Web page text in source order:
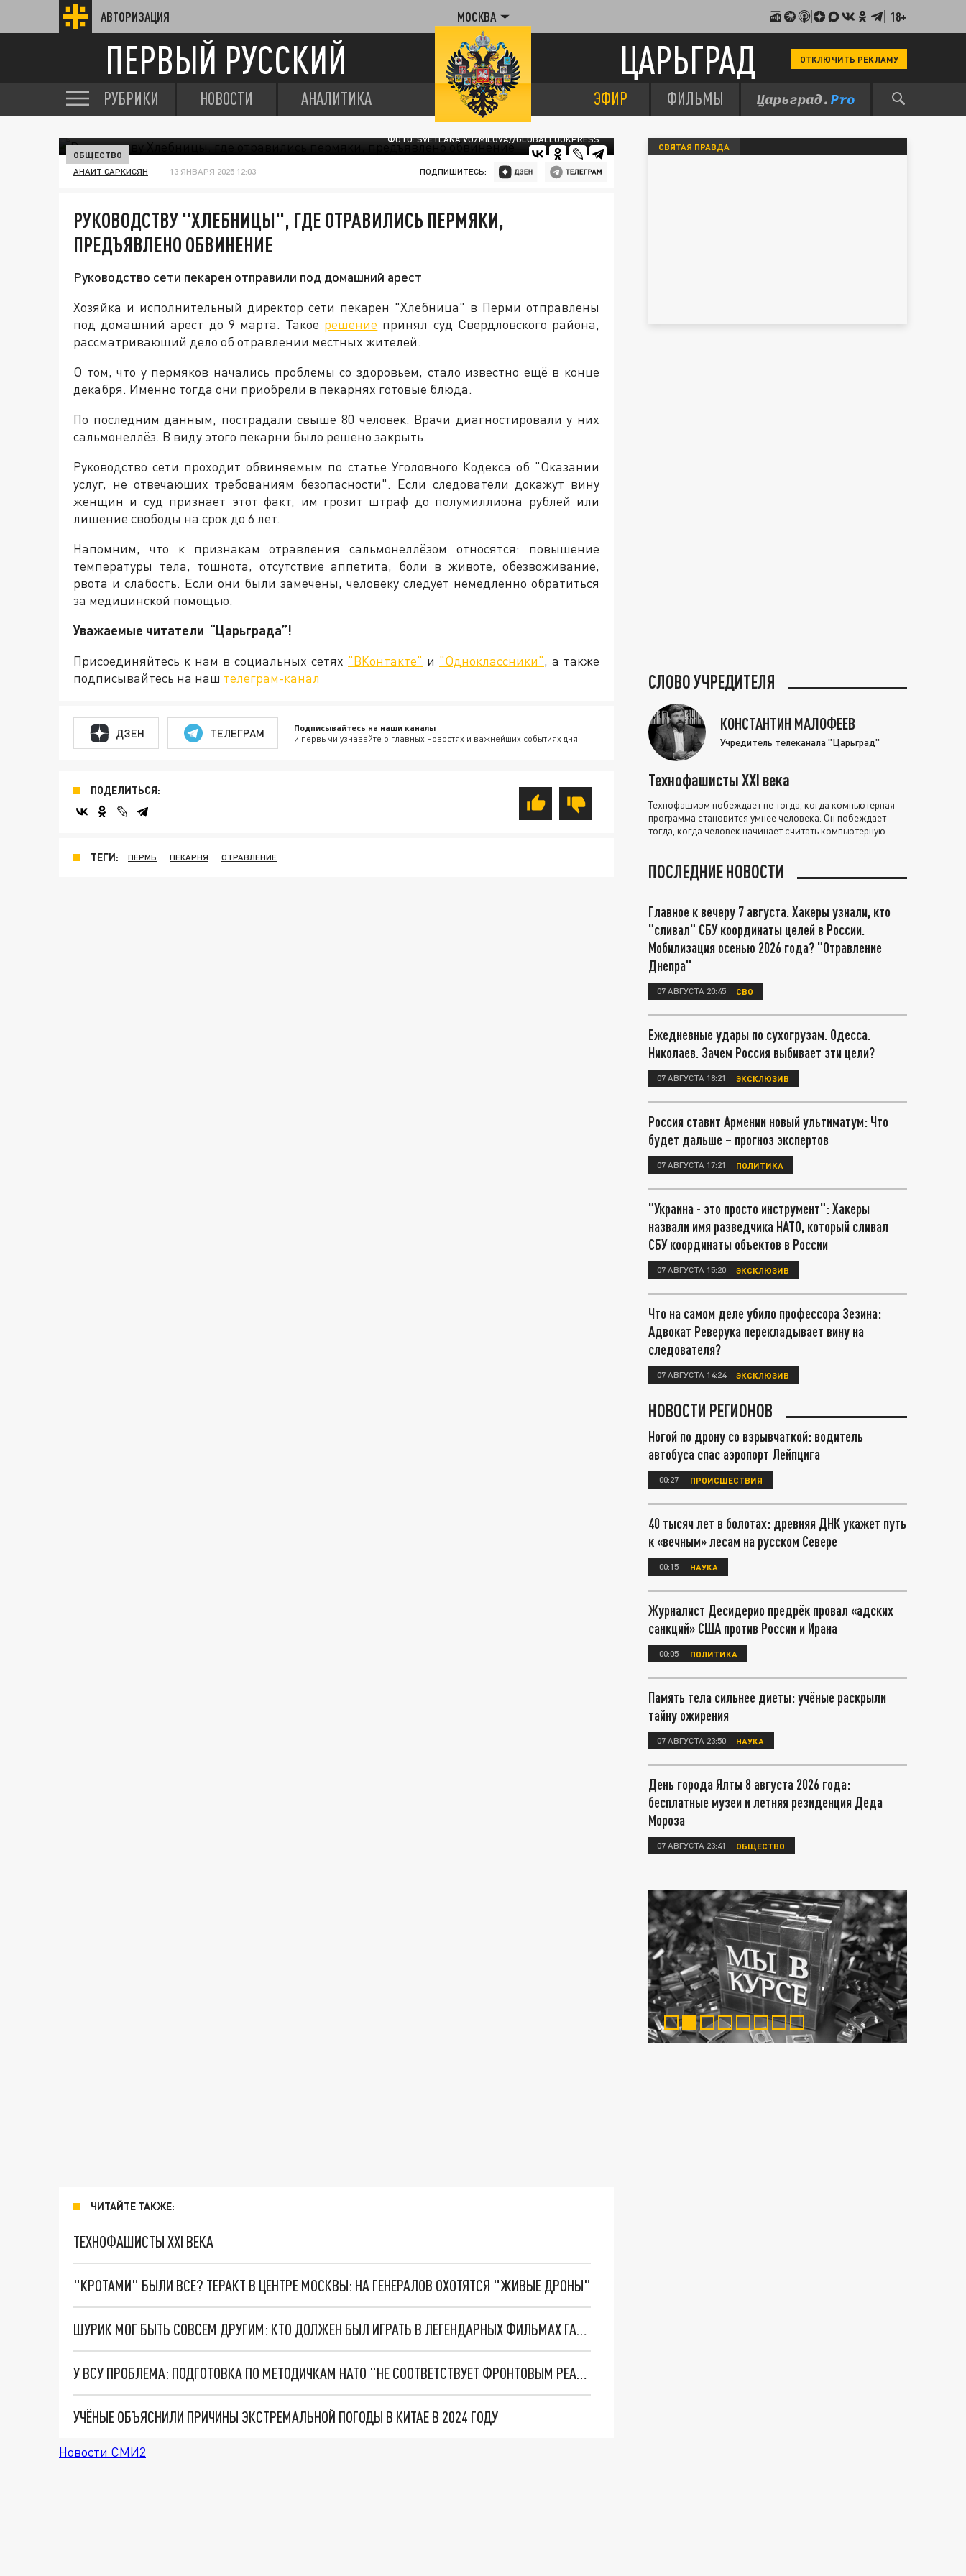
АВТОРИЗАЦИЯ МОСКВА 18+
ПЕРВЫЙ РУССКИЙ ЦАРЬГРАД ОТКЛЮЧИТЬ РЕКЛАМУ
РУБРИКИ НОВОСТИ АНАЛИТИКА ЭФИР ФИЛЬМЫ
ФОТО: SVETLANA VOZMILOVA//GLOBALLOOKPRESS
ОБЩЕСТВО
АНАИТ САРКИСЯН 13 ЯНВАРЯ 2025 12:03 ПОДПИШИТЕСЬ:
РУКОВОДСТВУ "ХЛЕБНИЦЫ", ГДЕ ОТРАВИЛИСЬ ПЕРМЯКИ,
ПРЕДЪЯВЛЕНО ОБВИНЕНИЕ
Руководство сети пекарен отправили под домашний арест
Хозяйка и исполнительный директор сети пекарен "Хлебница" в Перми отправлены
под домашний арест до 9 марта. Такое решение принял суд Свердловского района,
рассматривающий дело об отравлении местных жителей.
О том, что у пермяков начались проблемы со здоровьем, стало известно ещё в конце
декабря. Именно тогда они приобрели в пекарнях готовые блюда.
По последним данным, пострадали свыше 80 человек. Врачи диагностировали у них
сальмонеллёз. В виду этого пекарни было решено закрыть.
Руководство сети проходит обвиняемым по статье Уголовного Кодекса об "Оказании
услуг, не отвечающих требованиям безопасности". Если следователи докажут вину
женщин и суд признает этот факт, им грозит штраф до полумиллиона рублей или
лишение свободы на срок до 6 лет.
Напомним, что к признакам отравления сальмонеллёзом относятся: повышение
температуры тела, тошнота, отсутствие аппетита, боли в животе, обезвоживание,
рвота и слабость. Если они были замечены, человеку следует немедленно обратиться
за медицинской помощью.
Уважаемые читатели “Царьграда”!
Присоединяйтесь к нам в социальных сетях "ВКонтакте" и "Одноклассники", а также
подписывайтесь на наш телеграм-канал
ДЗЕН ТЕЛЕГРАМ Подписывайтесь на наши каналы
и первыми узнавайте о главных новостях и важнейших событиях дня.
ПОДЕЛИТЬСЯ:
ТЕГИ: ПЕРМЬ ПЕКАРНЯ ОТРАВЛЕНИЕ
ЧИТАЙТЕ ТАКЖЕ:
ТЕХНОФАШИСТЫ XXI ВЕКА
"КРОТАМИ" БЫЛИ ВСЕ? ТЕРАКТ В ЦЕНТРЕ МОСКВЫ: НА ГЕНЕРАЛОВ ОХОТЯТСЯ "ЖИВЫЕ ДРОНЫ"
ШУРИК МОГ БЫТЬ СОВСЕМ ДРУГИМ: КТО ДОЛЖЕН БЫЛ ИГРАТЬ В ЛЕГЕНДАРНЫХ ФИЛЬМАХ ГАЙДАЯ
У ВСУ ПРОБЛЕМА: ПОДГОТОВКА ПО МЕТОДИЧКАМ НАТО "НЕ СООТВЕТСТВУЕТ ФРОНТОВЫМ РЕАЛИЯМ"
УЧЁНЫЕ ОБЪЯСНИЛИ ПРИЧИНЫ ЭКСТРЕМАЛЬНОЙ ПОГОДЫ В КИТАЕ В 2024 ГОДУ
Новости СМИ2
СВЯТАЯ ПРАВДА
СЛОВО УЧРЕДИТЕЛЯ
КОНСТАНТИН МАЛОФЕЕВ
Учредитель телеканала "Царьград"
Технофашисты XXI века
Технофашизм побеждает не тогда, когда компьютерная
программа становится умнее человека. Он побеждает
тогда, когда человек начинает считать компьютерную
ПОСЛЕДНИЕ НОВОСТИ
Главное к вечеру 7 августа. Хакеры узнали, кто
"сливал" СБУ координаты целей в России.
Мобилизация осенью 2026 года? "Отравление
Днепра"
07 АВГУСТА 20:45 СВО
Ежедневные удары по сухогрузам. Одесса.
Николаев. Зачем Россия выбивает эти цели?
07 АВГУСТА 18:21 ЭКСКЛЮЗИВ
Россия ставит Армении новый ультиматум: Что
будет дальше – прогноз экспертов
07 АВГУСТА 17:21 ПОЛИТИКА
"Украина - это просто инструмент": Хакеры
назвали имя разведчика НАТО, который сливал
СБУ координаты объектов в России
07 АВГУСТА 15:20 ЭКСКЛЮЗИВ
Что на самом деле убило профессора Зезина:
Адвокат Реверука перекладывает вину на
следователя?
07 АВГУСТА 14:24 ЭКСКЛЮЗИВ
НОВОСТИ РЕГИОНОВ
Ногой по дрону со взрывчаткой: водитель
автобуса спас аэропорт Лейпцига
00:27 ПРОИСШЕСТВИЯ
40 тысяч лет в болотах: древняя ДНК укажет путь
к «вечным» лесам на русском Севере
00:15 НАУКА
Журналист Десидерио предрёк провал «адских
санкций» США против России и Ирана
00:05 ПОЛИТИКА
Память тела сильнее диеты: учёные раскрыли
тайну ожирения
07 АВГУСТА 23:50 НАУКА
День города Ялты 8 августа 2026 года:
бесплатные музеи и летняя резиденция Деда
Мороза
07 АВГУСТА 23:41 ОБЩЕСТВО